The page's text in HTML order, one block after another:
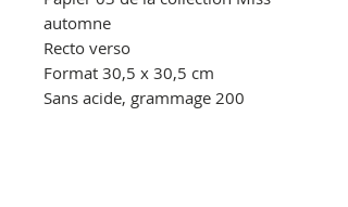
automne
Recto verso
Format 30,5 x 30,5 cm
Sans acide, grammage 200